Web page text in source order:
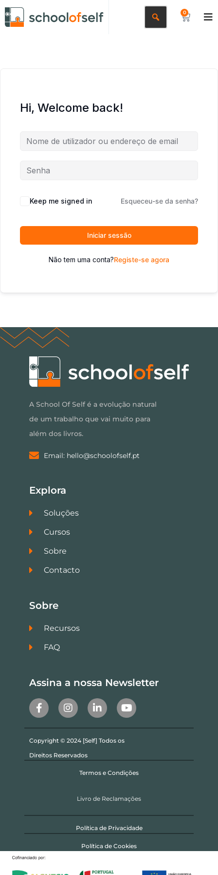
0
Hi, Welcome back!
Keep me signed in Esqueceu-se da senha?
Iniciar sessão
Não tem uma conta?Registe-se agora
A School Of Self é a evolução natural
de um trabalho que vai muito para
além dos livros.
Email: hello@schoolofself.pt
Explora
Soluções
Cursos
Sobre
Contacto
Sobre
Recursos
FAQ
Assina a nossa Newsletter
Copyright © 2024 [Self] Todos os
Direitos Reservados
Termos e Condições
Livro de Reclamações
Política de Privacidade
Política de Cookies